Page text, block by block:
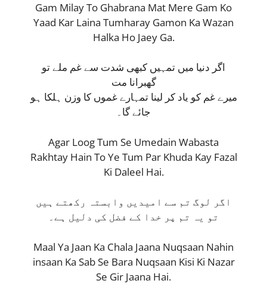
Gam Milay To Ghabrana Mat Mere Gam Ko
Yaad Kar Laina Tumharay Gamon Ka Wazan
Halka Ho Jaey Ga.
اگر دنیا میں تمہیں کبھی شدت سے غم ملے تو
گھبرانا مت
میرے غم کو یاد کر لینا تمہارے غموں کا وزن ہلکا ہو
جائے گا۔
Agar Loog Tum Se Umedain Wabasta
Rakhtay Hain To Ye Tum Par Khuda Kay Fazal
Ki Daleel Hai.
اگر لوگ تم سے امیدیں وابستہ رکھتے ہیں
تو یہ تم پر خدا کے فضل کی دلیل ہے۔
Maal Ya Jaan Ka Chala Jaana Nuqsaan Nahin
insaan Ka Sab Se Bara Nuqsaan Kisi Ki Nazar
Se Gir Jaana Hai.